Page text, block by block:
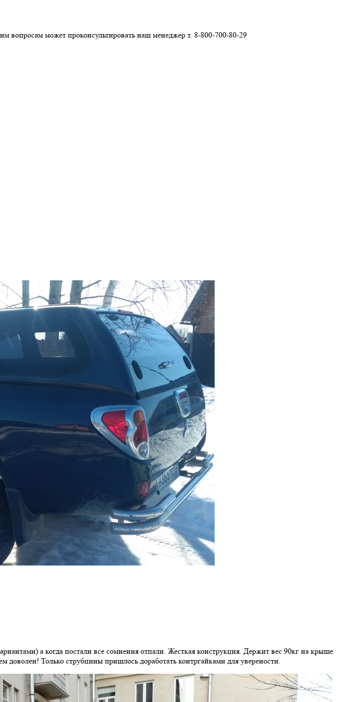
вопросам может проконсультировать наш менеджер т. 8-800-700-80-29
а когда постали все сомнения отпали. Жесткая конструкция. Держит вес 90кг на крыше
Только струбцины пришлось доработать контргайками для уверености.